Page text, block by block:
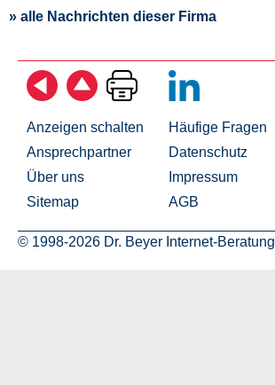
» alle Nachrichten dieser Firma
Anzeigen schalten
Ansprechpartner
Über uns
Sitemap
Häufige Fragen
Datenschutz
Impressum
AGB
© 1998-2026 Dr. Beyer Internet-Beratung